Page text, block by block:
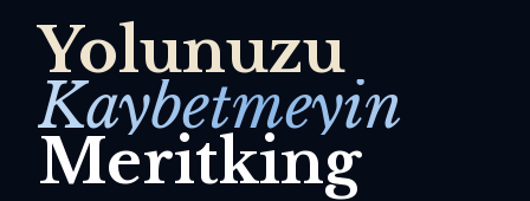
Yolunuzu
Kaybetmeyin
Meritking